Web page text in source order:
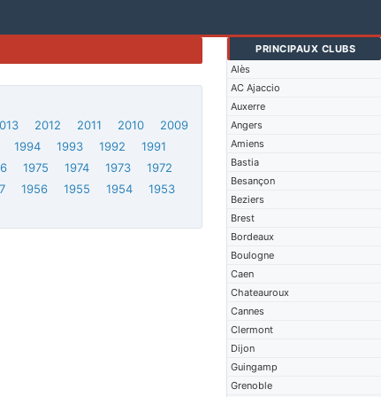
PRINCIPAUX CLUBS
Alès
AC Ajaccio
Auxerre
Angers
Amiens
Bastia
Besançon
Beziers
Brest
Bordeaux
Boulogne
Caen
Chateauroux
Cannes
Clermont
Dijon
Guingamp
Grenoble
2012 2011 2010
2009
1994 1993 1992
1991
1975 1974 1973
1972
1956 1955 1954
1953